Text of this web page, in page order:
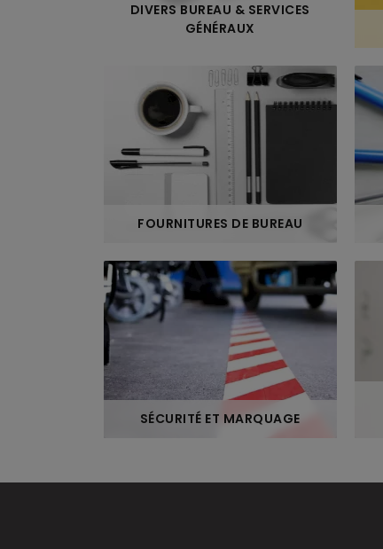
DIVERS BUREAU & SERVICES
GÉNÉRAUX
FOURNITURES DE BUREAU
SÉCURITÉ ET MARQUAGE